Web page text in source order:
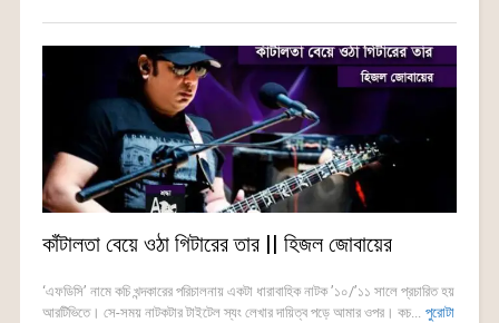
কাঁটালতা বেয়ে ওঠা গিটারের তার || হিজল জোবায়ের
‘এফডিসি’ নামে কচি খন্দকারের পরিচালনায় একটা ধারাবাহিক নাটক ’১০/’১১ সালে প্রচারিত হয়
আরটিভিতে। সে-সময় নাটকটার টাইটেল স্যং লেখার দায়িত্ব পড়ে আমার ওপর। কচ... পুরোটা